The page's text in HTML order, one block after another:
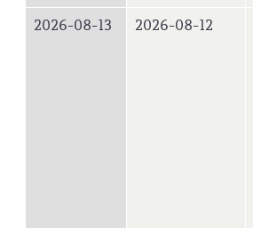
2026-08-13
2026-08-12